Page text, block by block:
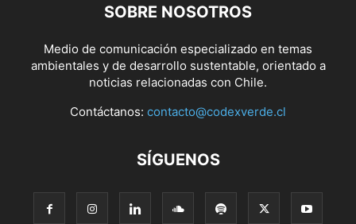
SOBRE NOSOTROS
Medio de comunicación especializado en temas
ambientales y de desarrollo sustentable, orientado a
noticias relacionadas con Chile.
Contáctanos: contacto@codexverde.cl
SÍGUENOS